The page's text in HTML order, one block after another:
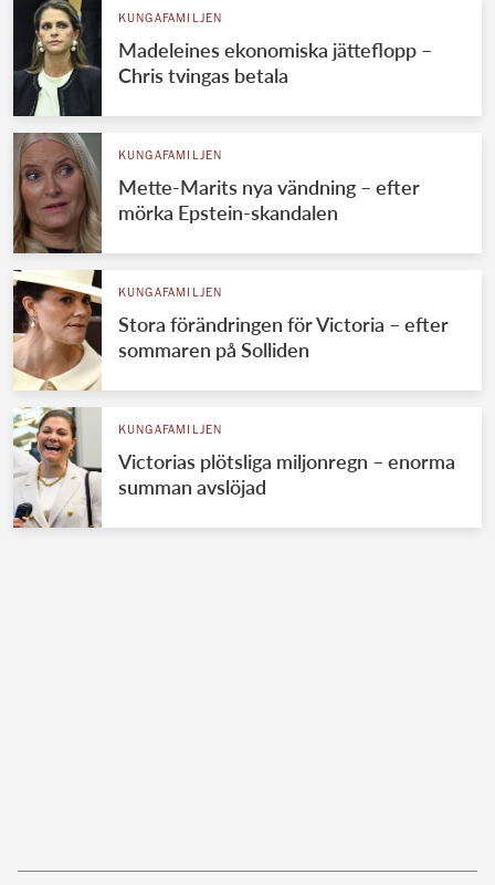
KUNGAFAMILJEN
Madeleines ekonomiska jätteflopp –
Chris tvingas betala
KUNGAFAMILJEN
Mette-Marits nya vändning – efter
mörka Epstein-skandalen
KUNGAFAMILJEN
Stora förändringen för Victoria – efter
sommaren på Solliden
KUNGAFAMILJEN
Victorias plötsliga miljonregn – enorma
summan avslöjad